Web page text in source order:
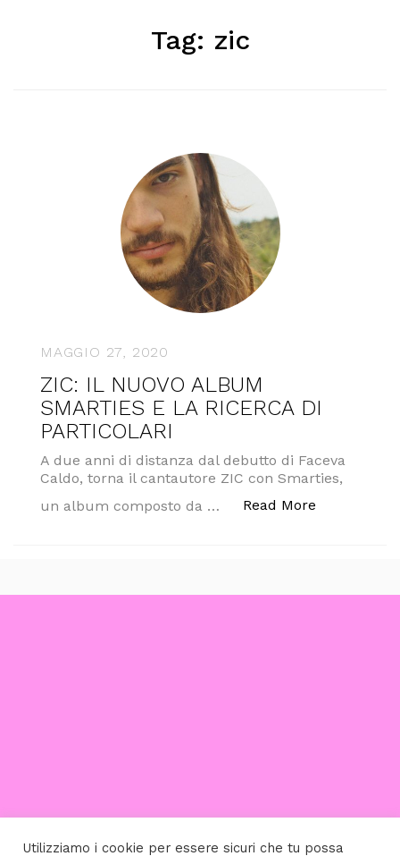
Tag: zic
MAGGIO 27, 2020
ZIC: IL NUOVO ALBUM
SMARTIES E LA RICERCA DI
PARTICOLARI
A due anni di distanza dal debutto di Faceva
Caldo, torna il cantautore ZIC con Smarties,
un album composto da …
Read More
Utilizziamo i cookie per essere sicuri che tu possa